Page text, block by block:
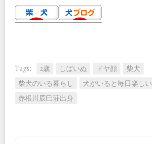
Tags: 2歳 しばいぬ ドヤ顔
柴犬
柴犬のいる暮らし
犬がいると毎日楽しい
赤根川辰巳荘出身